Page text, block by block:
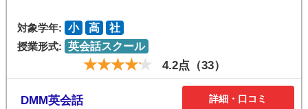
対象学年: 小 高
社
授業形式: 英会話スクール
4.2点（33）
DMM英会話 詳細・口コミ